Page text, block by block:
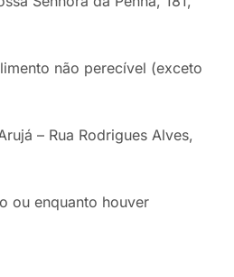
não perecível (exceto
– Rua Rodrigues Alves,
ou enquanto houver